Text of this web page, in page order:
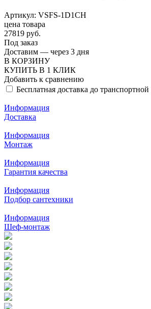
Артикул: VSFS-1D1CH
цена товара
27819 руб.
Под заказ
Доставим — через 3 дня
В КОРЗИНУ
КУПИТЬ В 1 КЛИК
Добавить к сравнению
Бесплатная доставка до
Информация
Доставка
Информация
Монтаж
Информация
Гарантия качества
Информация
Подбор сантехники
Информация
Шеф-монтаж